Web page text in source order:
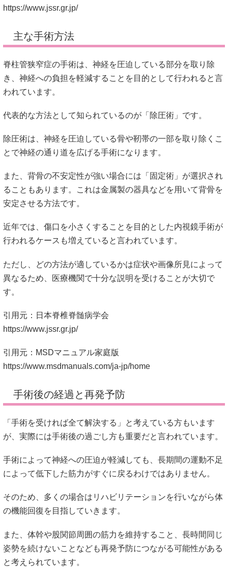
https://www.jssr.gr.jp/
主な手術方法
脊柱管狭窄症の手術は、神経を圧迫している部分を取り除
き、神経への負担を軽減することを目的として行われると言
われています。
代表的な方法として知られているのが「除圧術」です。
除圧術は、神経を圧迫している骨や靭帯の一部を取り除くこ
とで神経の通り道を広げる手術になります。
また、背骨の不安定性が強い場合には「固定術」が選択され
ることもあります。これは金属製の器具などを用いて背骨を
安定させる方法です。
近年では、傷口を小さくすることを目的とした内視鏡手術が
行われるケースも増えていると言われています。
ただし、どの方法が適しているかは症状や画像所見によって
異なるため、医療機関で十分な説明を受けることが大切で
す。
引用元：日本脊椎脊髄病学会
https://www.jssr.gr.jp/
引用元：MSDマニュアル家庭版
https://www.msdmanuals.com/ja-jp/home
手術後の経過と再発予防
「手術を受ければ全て解決する」と考えている方もいます
が、実際には手術後の過ごし方も重要だと言われています。
手術によって神経への圧迫が軽減しても、長期間の運動不足
によって低下した筋力がすぐに戻るわけではありません。
そのため、多くの場合はリハビリテーションを行いながら体
の機能回復を目指していきます。
また、体幹や股関節周囲の筋力を維持すること、長時間同じ
姿勢を続けないことなども再発予防につながる可能性がある
と考えられています。